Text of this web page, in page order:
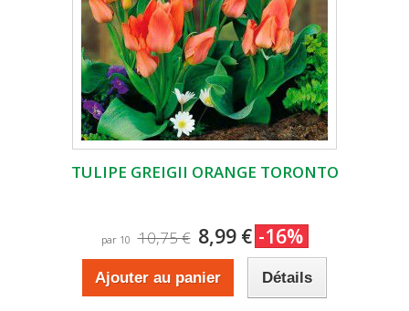
TULIPE GREIGII ORANGE TORONTO
par 10 10,75 € 8,99 € -16%
Ajouter au panier Détails